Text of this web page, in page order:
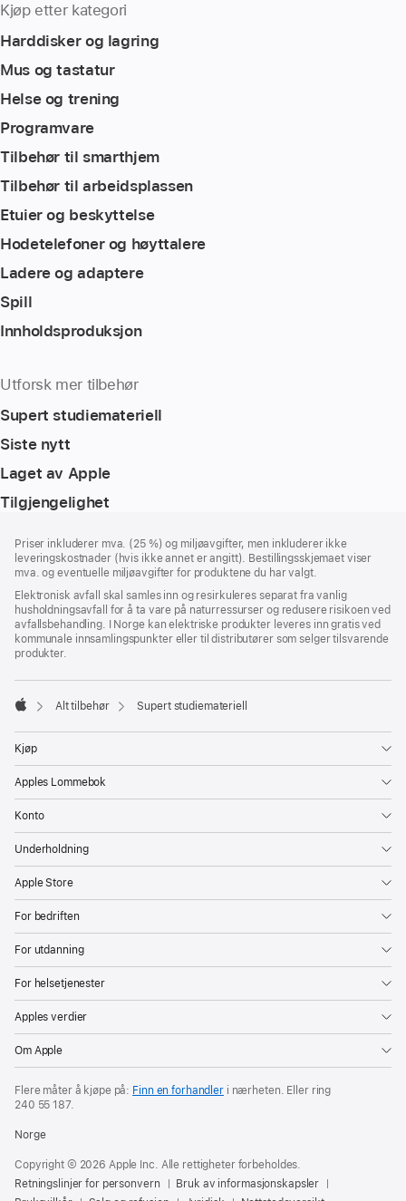
Kjøp etter kategori
Harddisker og lagring
Mus og tastatur
Helse og trening
Programvare
Tilbehør til smarthjem
Tilbehør til arbeidsplassen
Etuier og beskyttelse
Hodetelefoner og høyttalere
Ladere og adaptere
Spill
Innholdsproduksjon
Utforsk mer tilbehør
Supert studiemateriell
Siste nytt
Laget av Apple
Tilgjengelighet
Priser inkluderer mva. (25 %) og miljøavgifter, men inkluderer ikke
leveringskostnader (hvis ikke annet er angitt). Bestillingsskjemaet viser
mva. og eventuelle miljøavgifter for produktene du har valgt.
Elektronisk avfall skal samles inn og resirkuleres separat fra vanlig
husholdningsavfall for å ta vare på naturressurser og redusere risikoen ved
avfallsbehandling. I Norge kan elektriske produkter leveres inn gratis ved
kommunale innsamlingspunkter eller til distributører som selger tilsvarende
produkter.
Alt tilbehør Supert studiemateriell
Kjøp
Apples Lommebok
Konto
Underholdning
Apple Store
For bedriften
For utdanning
For helsetjenester
Apples verdier
Om Apple
Flere måter å kjøpe på: Finn en forhandleri nærheten. Eller ring
240 55 187.
Norge
Copyright © 2026 Apple Inc. Alle rettigheter forbeholdes.
Retningslinjer for personvern
Bruk av informasjonskapsler